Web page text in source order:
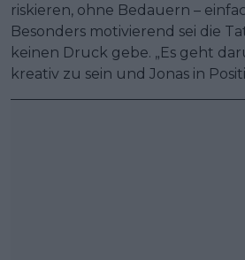
riskieren, ohne Bedauern –
Besonders motivierend sei die
keinen Druck gebe. „Es geht
kreativ zu sein und Jonas in